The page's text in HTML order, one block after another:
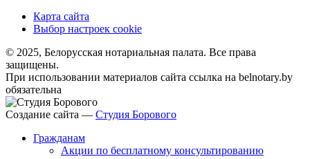
Карта сайта
Выбор настроек cookie
© 2025, Белорусская нотариальная палата. Все права
защищены.
При использовании материалов сайта ссылка на belnotary.by
обязательна
Создание сайта — Студия Борового
Гражданам
Акции по бесплатному консультированию